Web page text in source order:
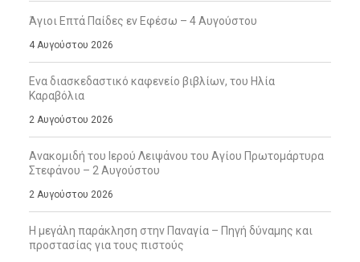
Άγιοι Επτά Παίδες εν Εφέσω – 4 Αυγούστου
4 Αυγούστου 2026
Ενα διασκεδαστικό καφενείο βιβλίων, του Ηλία
Καραβόλια
2 Αυγούστου 2026
Ανακομιδή του Ιερού Λειψάνου του Αγίου Πρωτομάρτυρα
Στεφάνου – 2 Αυγούστου
2 Αυγούστου 2026
Η μεγάλη παράκληση στην Παναγία – Πηγή δύναμης και
προστασίας για τους πιστούς